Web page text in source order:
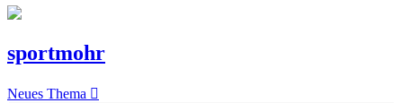
sportmohr
Neues Thema